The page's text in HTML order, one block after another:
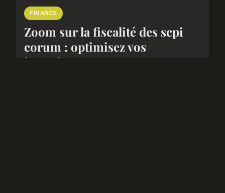
FINANCE
Zoom sur la fiscalité des scpi
corum : optimisez vos
investissements